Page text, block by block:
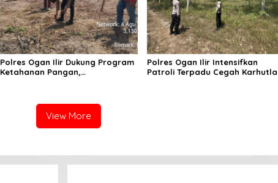
Polres Ogan Ilir Dukung Program
Ketahanan Pangan,
Sungai Rambutan
Polres Ogan Ilir Intensifkan
Patroli Terpadu Cegah Karhutla
View More